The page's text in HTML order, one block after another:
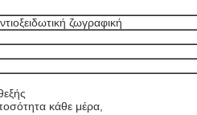
ζωγραφική
κάθε μέρα,